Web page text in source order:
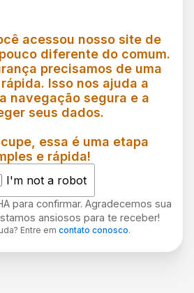
acessou nosso site de
diferente do comum.
precisamos de uma
Isso nos ajuda a
navegação segura e a
seus dados.
essa é uma etapa
e rápida!
I'm not a robot
para confirmar. Agradecemos sua
ansiosos para te receber!
Entre em contato conosco.